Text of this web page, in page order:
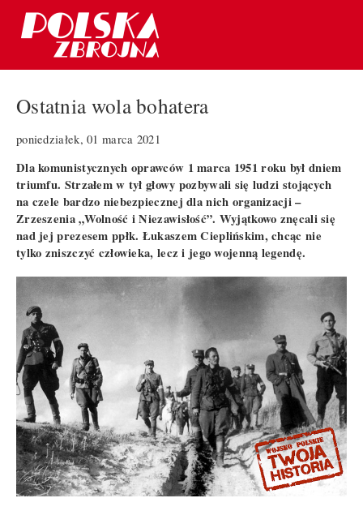
Ostatnia wola bohatera
poniedziałek, 01 marca 2021
Dla komunistycznych oprawców 1 marca 1951 roku był dniem
triumfu. Strzałem w tył głowy pozbywali się ludzi stojących
na czele bardzo niebezpiecznej dla nich organizacji –
Zrzeszenia „Wolność i Niezawisłość”. Wyjątkowo znęcali się
nad jej prezesem ppłk. Łukaszem Cieplińskim, chcąc nie
tylko zniszczyć człowieka, lecz i jego wojenną legendę.